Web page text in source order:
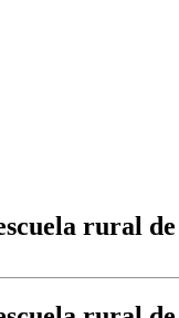
rural de